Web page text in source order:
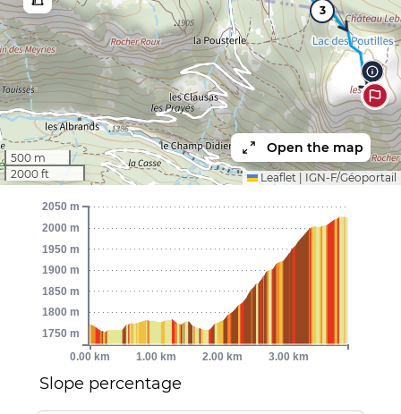
3
500 m
2000 ft
Open the map
Leaflet IGN-F/Géoportail
Slope percentage
0.00 km 1.00 km 2.00 km 3.00 km
1750 m
1800 m
1850 m
1900 m
1950 m
2000 m
2050 m